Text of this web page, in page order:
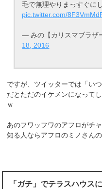
毛で無理やりまっすぐに
pic.twitter.com/
— みの【カリスマブラザ
18, 2016
ですが、ツイッターでは「い
だとただのイケメンになって
ｗ
あのフワッフワのアフロがチ
知る人ならアフロのミノさん
「ガチ」でテラスハウス